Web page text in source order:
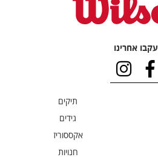
עקבו אחרינו
תיקים
גידים
אקססוריז
חנויות